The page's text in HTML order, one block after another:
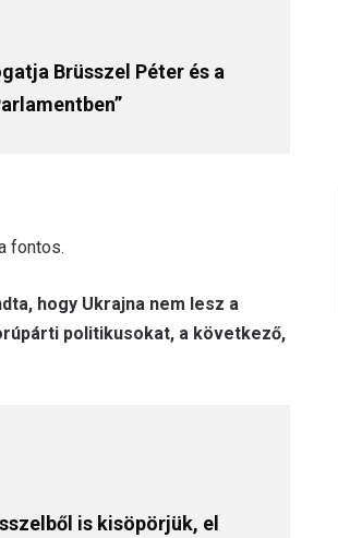
Brüsszel Péter és a
fontos.
hogy Ukrajna nem lesz a
politikusokat, a következő,
is kisöpörjük, el